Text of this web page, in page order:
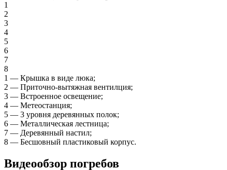
1
2
3
4
5
6
7
8
1 — Крышка в виде люка;
2 — Приточно-вытяжная вентилция;
3 — Встроенное освещение;
4 — Метеостанция;
5 — 3 уровня деревянных полок;
6 — Металлическая лестница;
7 — Деревянный настил;
8 — Бесшовный пластиковый корпус.
Видеообзор погребов